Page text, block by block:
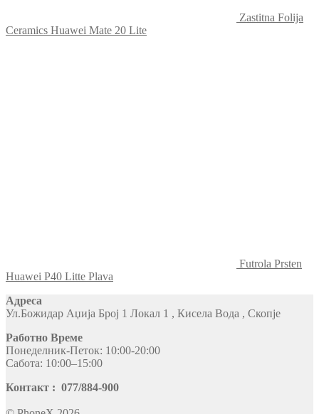
Zastitna Folija
Ceramics Huawei Mate 20 Lite
Futrola Prsten
Huawei P40 Litte Plava
Адреса
Ул.Божидар Аџија Број 1 Локал 1 , Кисела Вода , Скопје
Работно Време
Понеделник-Петок: 10:00-20:00
Сабота: 10:00–15:00
Контакт : 077/884-900